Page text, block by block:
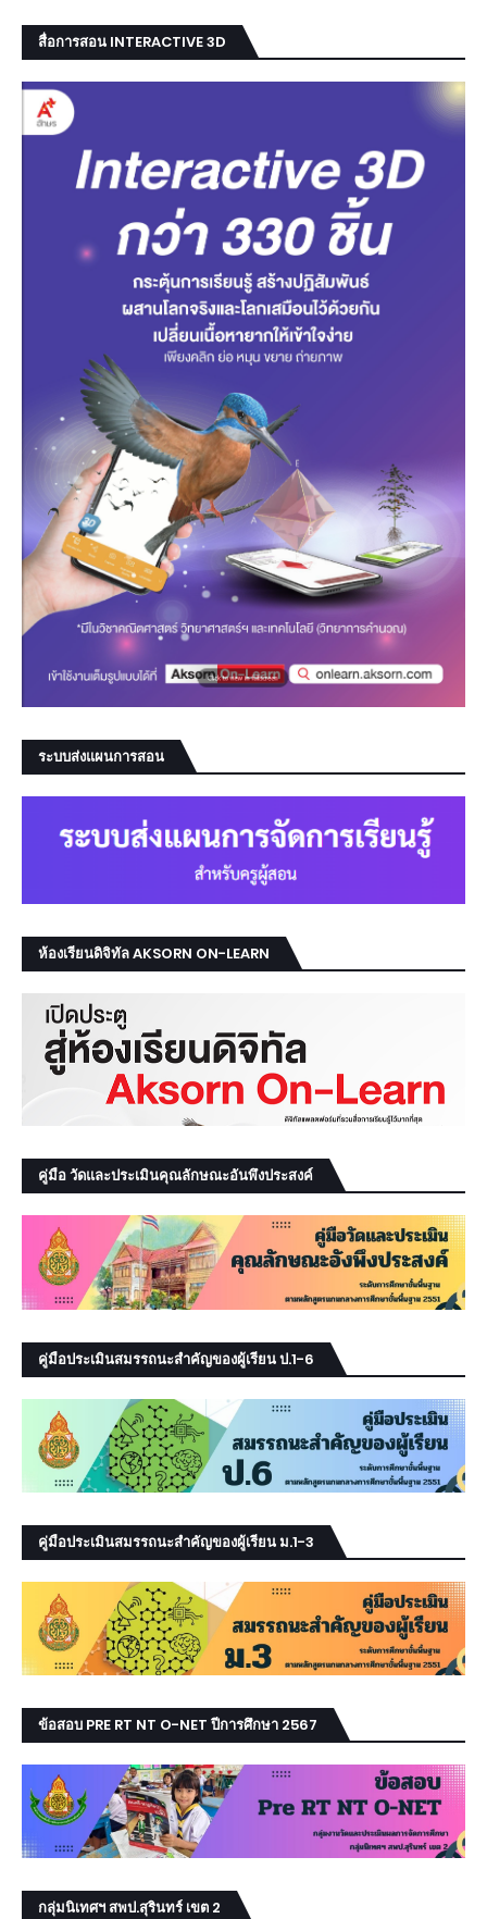
สื่อการสอน INTERACTIVE 3D
ระบบส่งแผนการสอน
ห้องเรียนดิจิทัล AKSORN ON-LEARN
คู่มือ วัดและประเมินคุณลักษณะอันพึงประสงค์
คู่มือประเมินสมรรถนะสำคัญของผู้เรียน ป.1-6
คู่มือประเมินสมรรถนะสำคัญของผู้เรียน ม.1-3
ข้อสอบ PRE RT NT O-NET ปีการศึกษา 2567
กลุ่มนิเทศฯ สพป.สุรินทร์ เขต 2